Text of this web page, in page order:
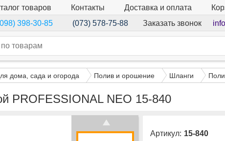
товаров Контакты Доставка и оплата
398-30-85 (073) 578-75-88 Заказать звонок
дома, сада и огорода Полив и орошение Шланги
PROFESSIONAL NEO 15-840
Артикул: 15-840